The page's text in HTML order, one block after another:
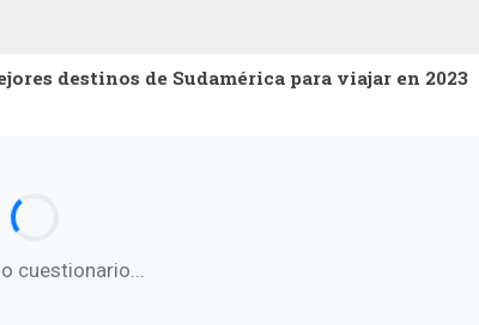
destinos de Sudamérica para viajar en 2023
cuestionario...